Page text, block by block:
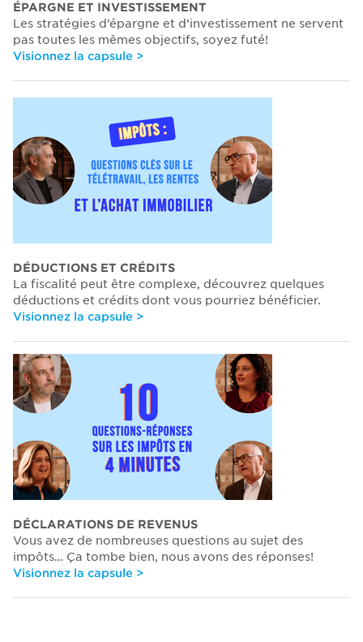
ÉPARGNE ET INVESTISSEMENT
Les stratégies d’épargne et d’investissement ne servent
pas toutes les mêmes objectifs, soyez futé!
Visionnez la capsule >
DÉDUCTIONS ET CRÉDITS
La fiscalité peut être complexe, découvrez quelques
déductions et crédits dont vous pourriez bénéficier.
Visionnez la capsule >
DÉCLARATIONS DE REVENUS
Vous avez de nombreuses questions au sujet des
impôts… Ça tombe bien, nous avons des réponses!
Visionnez la capsule >